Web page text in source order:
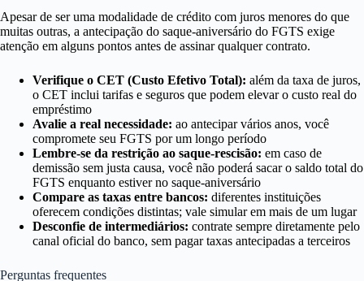
Apesar de ser uma modalidade de crédito com juros menores do que
muitas outras, a antecipação do saque-aniversário do FGTS exige
atenção em alguns pontos antes de assinar qualquer contrato.
Verifique o CET (Custo Efetivo Total): além da taxa de juros,
o CET inclui tarifas e seguros que podem elevar o custo real do
empréstimo
Avalie a real necessidade: ao antecipar vários anos, você
compromete seu FGTS por um longo período
Lembre-se da restrição ao saque-rescisão: em caso de
demissão sem justa causa, você não poderá sacar o saldo total do
FGTS enquanto estiver no saque-aniversário
Compare as taxas entre bancos: diferentes instituições
oferecem condições distintas; vale simular em mais de um lugar
Desconfie de intermediários: contrate sempre diretamente pelo
canal oficial do banco, sem pagar taxas antecipadas a terceiros
Perguntas frequentes